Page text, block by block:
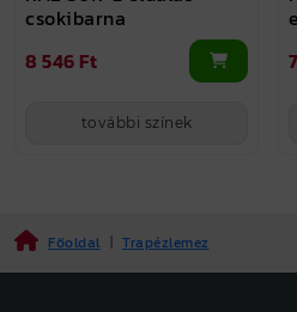
csokibarna
8 546 Ft
további színek
Főoldal | Trapézlemez